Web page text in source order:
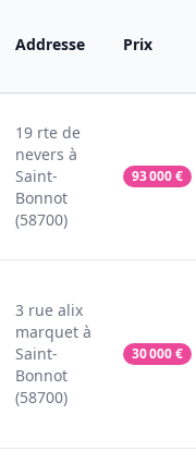
Addresse Prix
19 rte de
nevers à
Saint-
Bonnot
(58700)
93 000€
3 rue alix
marquet à
Saint-
Bonnot
(58700)
30 000€